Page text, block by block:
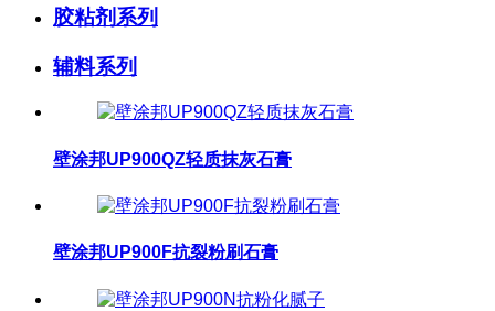
胶粘剂系列
辅料系列
壁涂邦UP900QZ轻质抹灰石膏
壁涂邦UP900F抗裂粉刷石膏